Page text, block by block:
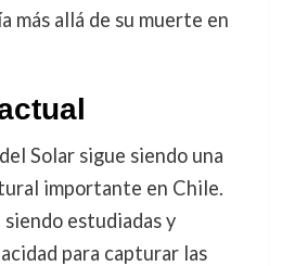
más allá de su muerte en
Solar sigue siendo una
importante en Chile.
estudiadas y
para capturar las